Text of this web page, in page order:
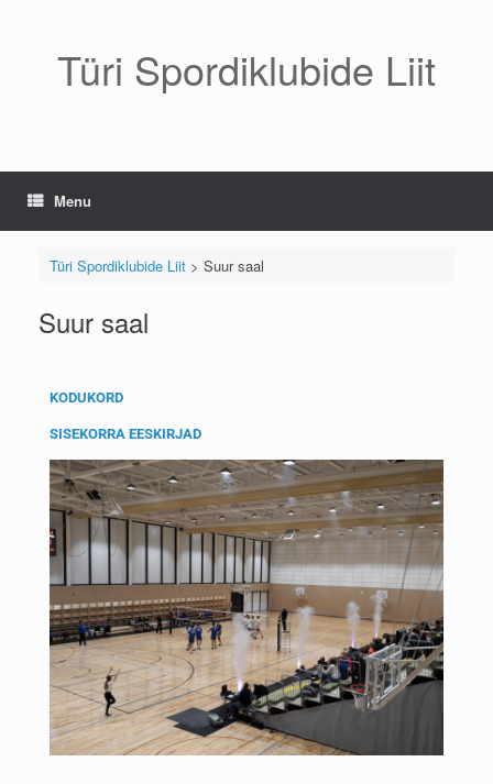
Türi Spordiklubide Liit
Menu
Türi Spordiklubide Liit> Suur saal
Suur saal
KODUKORD
SISEKORRA EESKIRJAD